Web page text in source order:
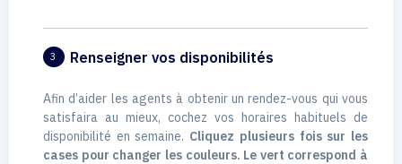
3 Renseigner vos disponibilités
Afin d’aider les agents à obtenir un rendez-vous qui vous
satisfaira au mieux, cochez vos horaires habituels de
disponibilité en semaine. Cliquez plusieurs fois sur les
cases pour changer les couleurs. Le vert correspond à